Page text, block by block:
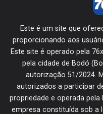
Este é um site que
proporcionando aos
Este site é operado pela
pela cidade de Bodó
autorização 51/2024.
autorizados a participar
propriedade e operada pela
empresa constituída sob a